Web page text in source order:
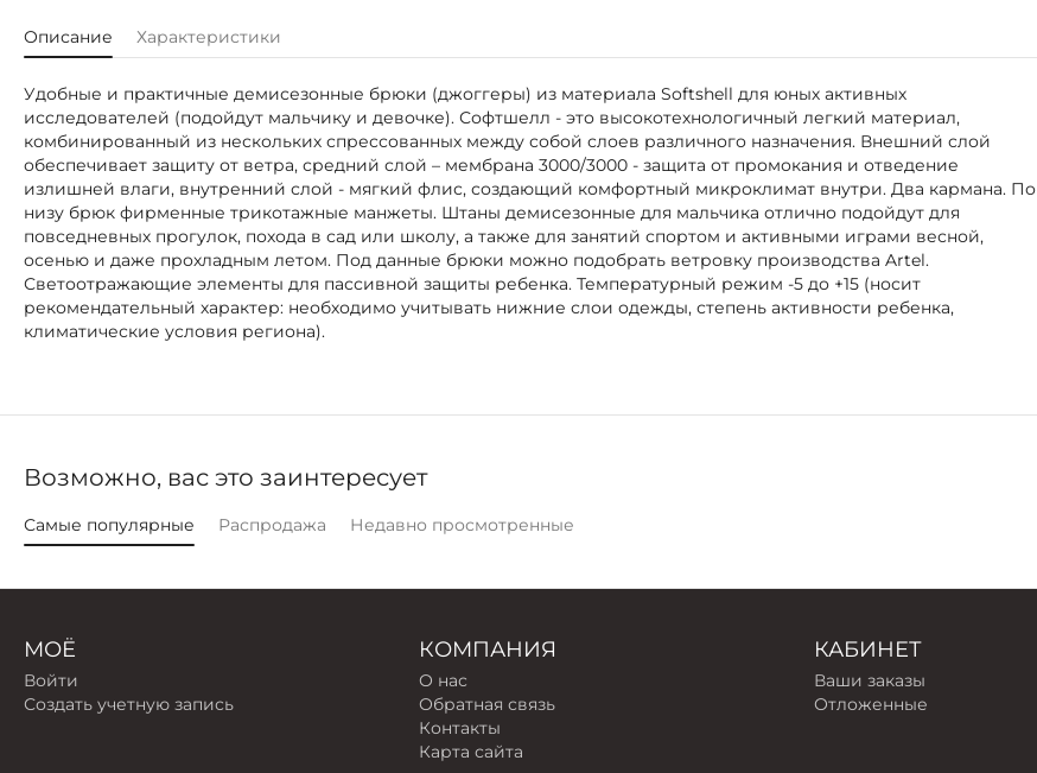
Описание Характеристики
Удобные и практичные демисезонные брюки (джоггеры) из материала Softshell для юных активных
исследователей (подойдут мальчику и девочке). Софтшелл - это высокотехнологичный легкий материал,
комбинированный из нескольких спрессованных между собой слоев различного назначения. Внешний слой
обеспечивает защиту от ветра, средний слой – мембрана 3000/3000 - защита от промокания и отведение
излишней влаги, внутренний слой - мягкий флис, создающий комфортный микроклимат внутри. Два кармана. По
низу брюк фирменные трикотажные манжеты. Штаны демисезонные для мальчика отлично подойдут для
повседневных прогулок, похода в сад или школу, а также для занятий спортом и активными играми весной,
осенью и даже прохладным летом. Под данные брюки можно подобрать ветровку производства Artel.
Светоотражающие элементы для пассивной защиты ребенка. Температурный режим -5 до +15 (носит
рекомендательный характер: необходимо учитывать нижние слои одежды, степень активности ребенка,
климатические условия региона).
Возможно, вас это заинтересует
Самые популярные Распродажа Недавно просмотренные
МОЁ
Войти
Создать учетную запись
КОМПАНИЯ
О нас
Обратная связь
Контакты
Карта сайта
КАБИНЕТ
Ваши заказы
Отложенные